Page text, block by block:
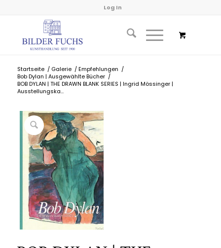
Log In
Startseite / Galerie / Empfehlungen /
Bob Dylan | Ausgewählte Bücher /
BOB DYLAN | THE DRAWN BLANK SERIES | Ingrid Mössinger |
Ausstellungska...